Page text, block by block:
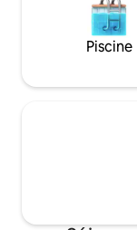
Piscine